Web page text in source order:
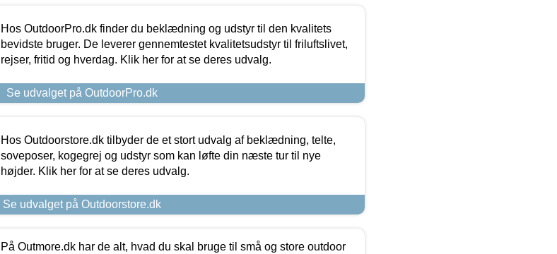
Hos OutdoorPro.dk finder du beklædning og udstyr til den kvalitets
bevidste bruger. De leverer gennemtestet kvalitetsudstyr til friluftslivet,
rejser, fritid og hverdag. Klik her for at se deres udvalg.
Se udvalget på OutdoorPro.dk
Hos Outdoorstore.dk tilbyder de et stort udvalg af beklædning, telte,
soveposer, kogegrej og udstyr som kan løfte din næste tur til nye
højder. Klik her for at se deres udvalg.
Se udvalget på Outdoorstore.dk
På Outmore.dk har de alt, hvad du skal bruge til små og store outdoor